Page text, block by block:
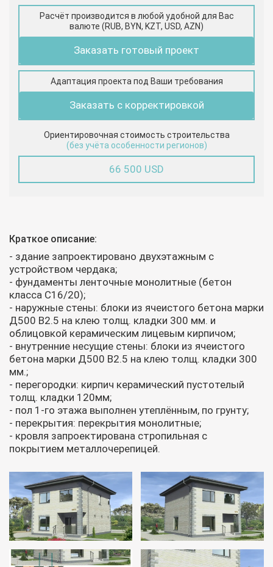
Расчёт производится в любой удобной для Вас
валюте (RUB, BYN, KZT, USD, AZN)
Заказать готовый проект
Адаптация проекта под Ваши требования
Заказать с корректировкой
Ориентировочная стоимость строительства
(без учёта особенности регионов)
66 500 USD
Краткое описание:
- здание запроектировано двухэтажным с
устройством чердака;
- фундаменты ленточные монолитные (бетон
класса С16/20);
- наружные стены: блоки из ячеистого бетона марки
Д500 В2.5 на клею толщ. кладки 300 мм. и
облицовкой керамическим лицевым кирпичом;
- внутренние несущие стены: блоки из ячеистого
бетона марки Д500 В2.5 на клею толщ. кладки 300
мм.;
- перегородки: кирпич керамический пустотелый
толщ. кладки 120мм;
- пол 1-го этажа выполнен утеплённым, по грунту;
- перекрытия: перекрытия монолитные;
- кровля запроектирована стропильная с
покрытием металлочерепицей.